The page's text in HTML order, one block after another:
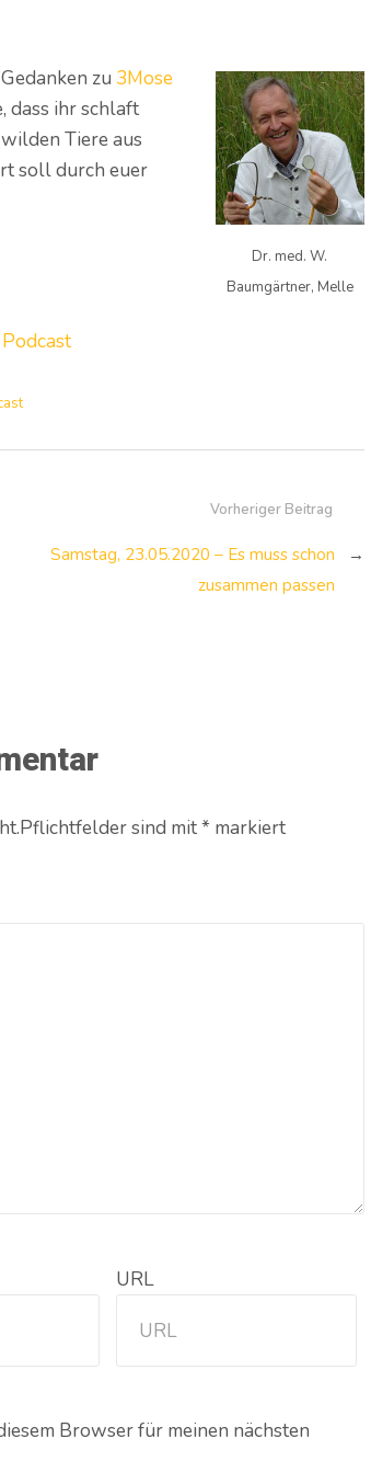
Dr. med. W.
Baumgärtner, Melle
zu 3Mose
dass ihr schlaft
Tiere aus
soll durch euer
Podcast
Vorheriger Beitrag
Samstag, 23.05.2020 – Es muss schon
zusammen passen
→
sind mit* markiert
URL
Browser für meinen nächsten